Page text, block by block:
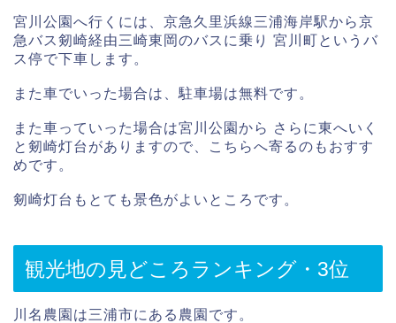
宮川公園へ行くには、京急久里浜線三浦海岸駅から京
急バス剱崎経由三崎東岡のバスに乗り 宮川町というバ
ス停で下車します。
また車でいった場合は、駐車場は無料です。
また車っていった場合は宮川公園から さらに東へいく
と剱崎灯台がありますので、こちらへ寄るのもおすす
めです。
剱崎灯台もとても景色がよいところです。
観光地の見どころランキング・3位
川名農園は三浦市にある農園です。